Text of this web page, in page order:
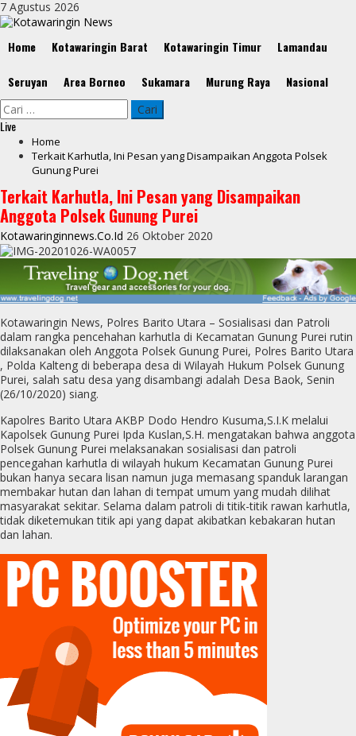
Skip
to
7 Agustus 2026
Menu
Home Kotawaringin Barat Kotawaringin Timur Lamandau
Seruyan Area Borneo Sukamara Murung Raya Nasional
Cari
untuk:
Live
Home
Terkait Karhutla, Ini Pesan yang Disampaikan Anggota Polsek
Gunung Purei
Terkait Karhutla, Ini Pesan yang Disampaikan
Anggota Polsek Gunung Purei
Kotawaringinnews.co.id 26 Oktober 2020
Kotawaringin News, Polres Barito Utara – Sosialisasi dan Patroli
dalam rangka pencehahan karhutla di Kecamatan Gunung Purei rutin
dilaksanakan oleh Anggota Polsek Gunung Purei, Polres Barito Utara
, Polda Kalteng di beberapa desa di Wilayah Hukum Polsek Gunung
Purei, salah satu desa yang disambangi adalah Desa Baok, Senin
(26/10/2020) siang.
Kapolres Barito Utara AKBP Dodo Hendro Kusuma,S.I.K melalui
Kapolsek Gunung Purei Ipda Kuslan,S.H. mengatakan bahwa anggota
Polsek Gunung Purei melaksanakan sosialisasi dan patroli
pencegahan karhutla di wilayah hukum Kecamatan Gunung Purei
bukan hanya secara lisan namun juga memasang spanduk larangan
membakar hutan dan lahan di tempat umum yang mudah dilihat
masyarakat sekitar. Selama dalam patroli di titik-titik rawan karhutla,
tidak diketemukan titik api yang dapat akibatkan kebakaran hutan
dan lahan.